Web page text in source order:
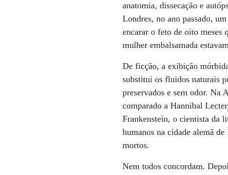
anatomia, dissecação e
Londres, no ano passado,
encarar o feto de oito meses
mulher embalsamada
De ficção, a exibição
substitui os fluidos naturais
preservados e sem odor. Na
comparado a Hannibal
Frankenstein, o cientista da
humanos na cidade alemã
mortos.
Nem todos concordam.